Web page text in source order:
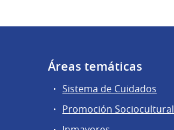
Áreas temáticas
Sistema de Cuidados
Promoción Sociocultural